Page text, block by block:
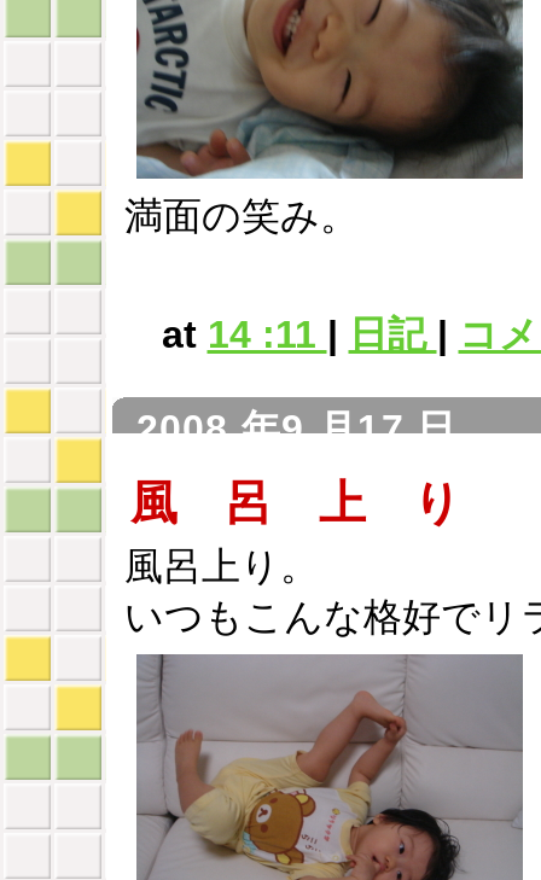
満面の笑み。
at 14 :11 | 日記 | コ
2008 年9 月17 日
風 呂 上 り
風呂上り。
いつもこんな格好でリ